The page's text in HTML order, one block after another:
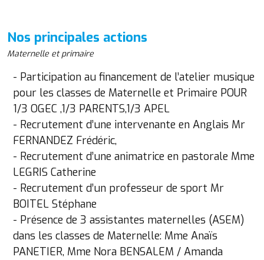
Nos principales actions
Maternelle et primaire
- Participation au financement de l’atelier musique
pour les classes de Maternelle et Primaire POUR
1/3 OGEC ,1/3 PARENTS,1/3 APEL
- Recrutement d’une intervenante en Anglais Mr
FERNANDEZ Frédéric,
- Recrutement d’une animatrice en pastorale Mme
LEGRIS Catherine
- Recrutement d’un professeur de sport Mr
BOITEL Stéphane
- Présence de 3 assistantes maternelles (ASEM)
dans les classes de Maternelle: Mme Anaïs
PANETIER, Mme Nora BENSALEM / Amanda